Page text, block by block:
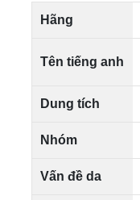
Hãng
Tên tiếng anh
Dung tích
Nhóm
Vấn đề da